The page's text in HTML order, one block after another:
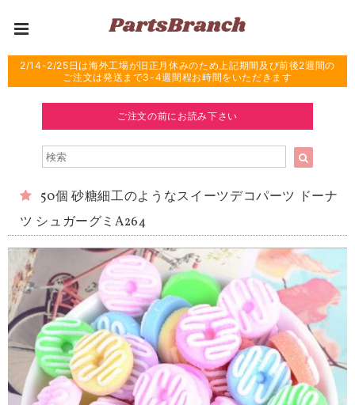
2/14-2/25日は海外工場が旧正月休みのため上記期間及び前後2週間の
ご注文は発送まで3-4週間程お時間をいただきます
ご注文の前にお読み下さい
50個 砂糖細工のようなスイーツデコパーツ ドーナ
ツ シュガーグミA264